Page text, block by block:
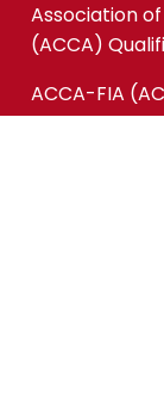
Association
(ACCA)
ACCA-FIA